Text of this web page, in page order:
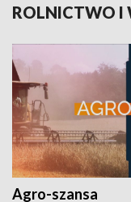
ROLNICTWO I
Agro-szansa